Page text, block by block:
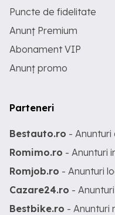
Puncte de fidelitate
Anunț Premium
Abonament VIP
Anunț promo
Parteneri
Bestauto.ro -
Romimo.ro - Anunturi
Romjob.ro - Anunturi
Cazare24.ro -
Bestbike.ro - Anunturi